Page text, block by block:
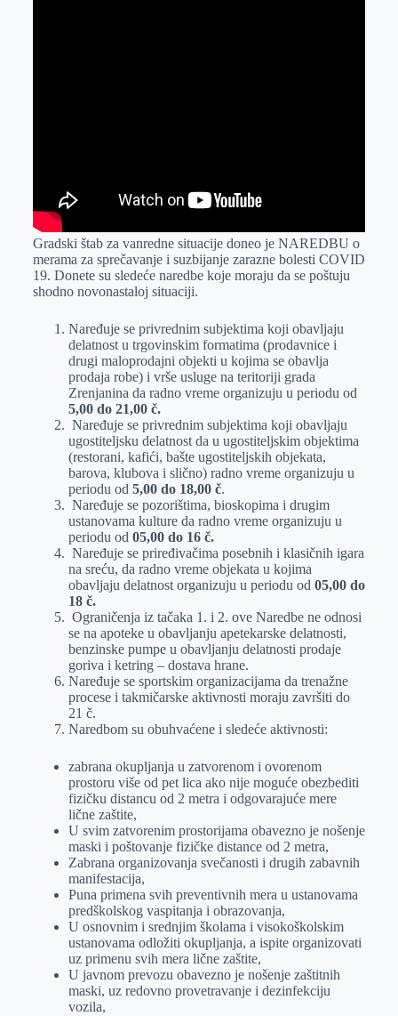
Gradski štab za vanredne situacije doneo je NAREDBU o
merama za sprečavanje i suzbijanje zarazne bolesti COVID
19. Donete su sledeće naredbe koje moraju da se poštuju
shodno novonastaloj situaciji.
Naređuje se privrednim subjektima koji obavljaju
delatnost u trgovinskim formatima (prodavnice i
drugi maloprodajni objekti u kojima se obavlja
prodaja robe) i vrše usluge na teritoriji grada
Zrenjanina da radno vreme organizuju u periodu od
5,00 do 21,00 č.
Naređuje se privrednim subjektima koji obavljaju
ugostiteljsku delatnost da u ugostiteljskim objektima
(restorani, kafići, bašte ugostiteljskih objekata,
barova, klubova i slično) radno vreme organizuju u
periodu od 5,00 do 18,00 č.
Naređuje se pozorištima, bioskopima i drugim
ustanovama kulture da radno vreme organizuju u
periodu od 05,00 do 16 č.
Naređuje se priređivačima posebnih i klasičnih igara
na sreću, da radno vreme objekata u kojima
obavljaju delatnost organizuju u periodu od 05,00 do
18 č.
Ograničenja iz tačaka 1. i 2. ove Naredbe ne odnosi
se na apoteke u obavljanju apetekarske delatnosti,
benzinske pumpe u obavljanju delatnosti prodaje
goriva i ketring – dostava hrane.
Naređuje se sportskim organizacijama da trenažne
procese i takmičarske aktivnosti moraju završiti do
21 č.
Naredbom su obuhvaćene i sledeće aktivnosti:
zabrana okupljanja u zatvorenom i ovorenom
prostoru više od pet lica ako nije moguće obezbediti
fizičku distancu od 2 metra i odgovarajuće mere
lične zaštite,
U svim zatvorenim prostorijama obavezno je nošenje
maski i poštovanje fizičke distance od 2 metra,
Zabrana organizovanja svečanosti i drugih zabavnih
manifestacija,
Puna primena svih preventivnih mera u ustanovama
predškolskog vaspitanja i obrazovanja,
U osnovnim i srednjim školama i visokoškolskim
ustanovama odložiti okupljanja, a ispite organizovati
uz primenu svih mera lične zaštite,
U javnom prevozu obavezno je nošenje zaštitnih
maski, uz redovno provetravanje i dezinfekciju
vozila,